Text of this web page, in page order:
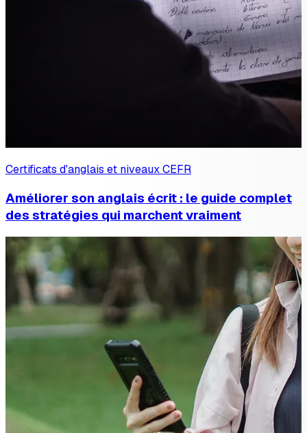
Certificats d'anglais et niveaux CEFR
Améliorer son anglais écrit : le guide complet
des stratégies qui marchent vraiment